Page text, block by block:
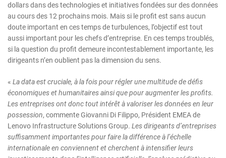
dollars dans des technologies et initiatives fondées sur des données
au cours des 12 prochains mois. Mais si le profit est sans aucun
doute important en ces temps de turbulences, l’objectif est tout
aussi important pour les chefs d’entreprise. En ces temps troublés,
si la question du profit demeure incontestablement importante, les
dirigeants n’en oublient pas la dimension du sens.
« La data est cruciale, à la fois pour régler une multitude de défis
économiques et humanitaires ainsi que pour augmenter les profits.
Les entreprises ont donc tout intérêt à valoriser les données en leur
possession, commente Giovanni Di Filippo, Président EMEA de
Lenovo Infrastructure Solutions Group. Les dirigeants d’entreprises
suffisamment importantes pour faire la différence à l’échelle
internationale en conviennent et cherchent à intensifier leurs